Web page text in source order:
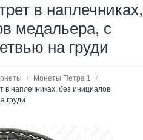
в наплечниках,
медальера, с
на груди
/ Монеты Петра 1
/
в наплечниках, без инициалов
груди